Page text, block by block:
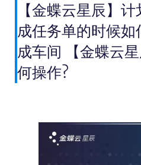
【金蝶云星辰】
成任务单的时候
成车间 【金蝶云
何操作?